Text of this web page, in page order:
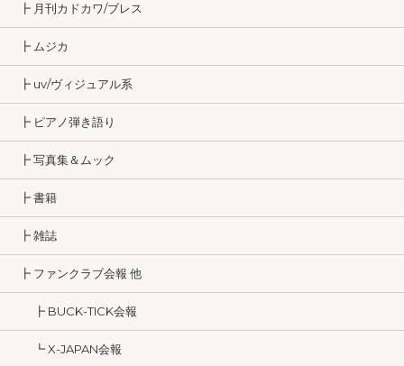
┣ 月刊カドカワ/ブレス
┣ ムジカ
┣ uv/ヴィジュアル系
┣ ピアノ弾き語り
┣ 写真集＆ムック
┣ 書籍
┣ 雑誌
┣ ファンクラブ会報 他
┣ BUCK-TICK会報
┗ X-JAPAN会報